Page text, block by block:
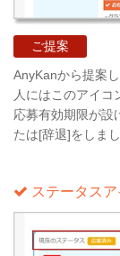
ご提案
AnyKanから提案
人にはこのアイコ
応募有効期限が設
たは[辞退]をしまし
ステータス